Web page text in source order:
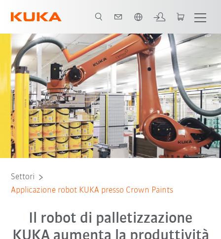
Tutti i partner del sistema
Settori
Applicazione robot KUKA presso Crown Paints
Il robot di palletizzazione